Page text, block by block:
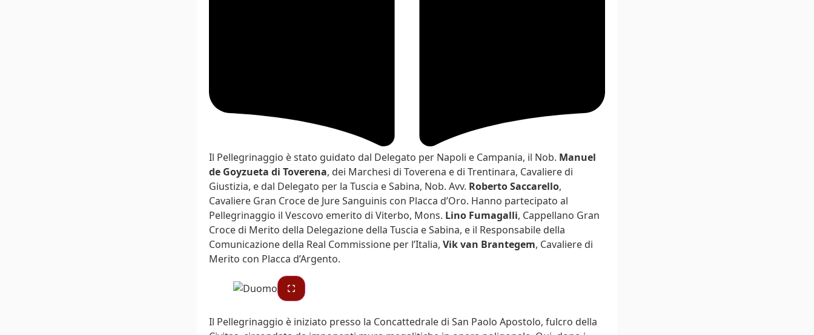
Il Pellegrinaggio è stato guidato dal Delegato per Napoli e Campania, il Nob. Manuel
de Goyzueta di Toverena, dei Marchesi di Toverena e di Trentinara, Cavaliere di
Giustizia, e dal Delegato per la Tuscia e Sabina, Nob. Avv. Roberto Saccarello,
Cavaliere Gran Croce de Jure Sanguinis con Placca d’Oro. Hanno partecipato al
Pellegrinaggio il Vescovo emerito di Viterbo, Mons. Lino Fumagalli, Cappellano Gran
Croce di Merito della Delegazione della Tuscia e Sabina, e il Responsabile della
Comunicazione della Real Commissione per l’Italia, Vik van Brantegem, Cavaliere di
Merito con Placca d’Argento.
Il Pellegrinaggio è iniziato presso la Concattedrale di San Paolo Apostolo, fulcro della